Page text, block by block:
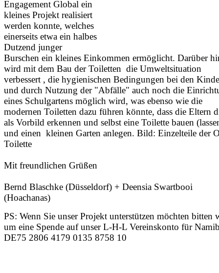
Engagement Global ein
kleines Projekt realisiert
werden konnte, welches
einerseits etwa ein halbes
Dutzend junger
Burschen ein kleines Einkommen ermöglicht. Darüber
wird mit dem Bau der Toiletten die Umweltsituation
verbessert , die hygienischen Bedingungen bei den
und durch Nutzung der "Abfälle" auch noch die
eines Schulgartens möglich wird, was ebenso wie die
modernen Toiletten dazu führen könnte, dass die Eltern
als Vorbild erkennen und selbst eine Toilette bauen
und einen kleinen Garten anlegen. Bild: Einzelteile der
Toilette
Mit freundlichen Grüßen
Bernd Blaschke (Düsseldorf) + Deensia Swartbooi
(Hoachanas)
PS: Wenn Sie unser Projekt unterstützen möchten bitten
um eine Spende auf unser L-H-L Vereinskonto für
DE75 2806 4179 0135 8758 10